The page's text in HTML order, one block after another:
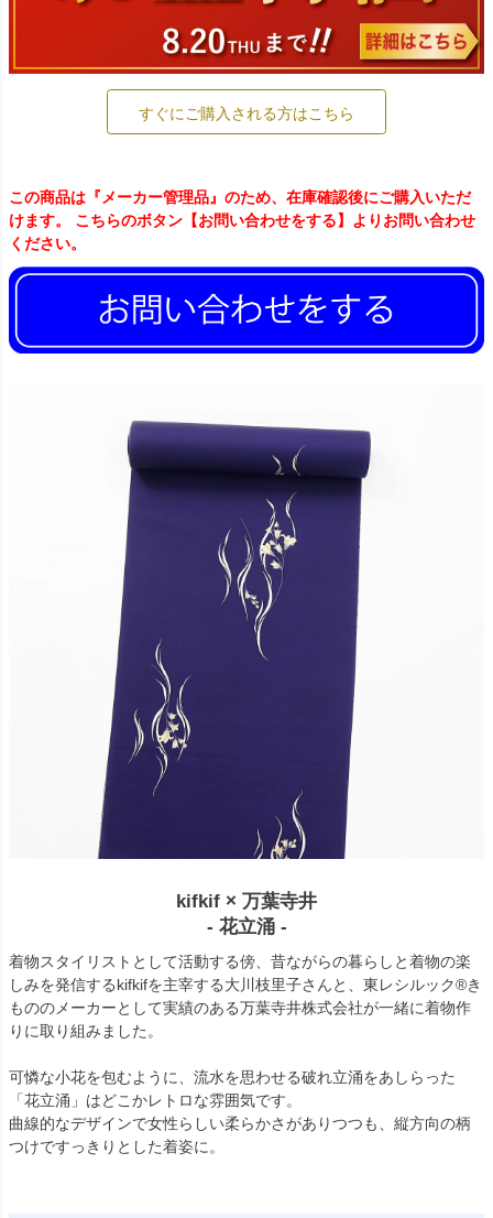
すぐにご購入される方はこちら
この商品は『メーカー管理品』のため、在庫確認後にご購入いただ
けます。 こちらのボタン【お問い合わせをする】よりお問い合わせ
ください。
kifkif × 万葉寺井
- 花立涌 -
着物スタイリストとして活動する傍、昔ながらの暮らしと着物の楽
しみを発信するkifkifを主宰する大川枝里子さんと、東レシルック®き
もののメーカーとして実績のある万葉寺井株式会社が一緒に着物作
りに取り組みました。
可憐な小花を包むように、流水を思わせる破れ立涌をあしらった
「花立涌」はどこかレトロな雰囲気です。
曲線的なデザインで女性らしい柔らかさがありつつも、縦方向の柄
つけですっきりとした着姿に。